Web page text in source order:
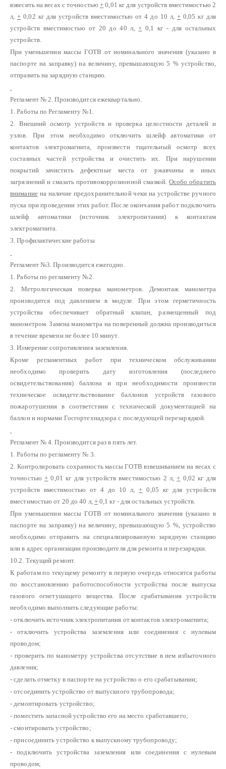
взвесить на весах с точностью+ 0,01 кг для устройств вместимостью 2
л,+ 0,02 кг для устройств вместимостью от 4 до 10 л,+ 0,05 кг для
устройств вместимостью от 20 до 40 л,+ 0,1 кг - для остальных
устройств.
При уменьшении массы ГОТВ от номинального значения (указано в
паспорте на заправку) на величину, превышающую 5 % устройство,
отправить на зарядную станцию.
Регламент № 2. Производится ежеквартально.
1. Работы по Регламенту №1.
2. Внешний осмотр устройств и проверка целостности деталей и
узлов. При этом необходимо отключить шлейф автоматики от
контактов электромагнита, произвести тщательный осмотр всех
составных частей устройства и очистить их. При нарушении
покрытий зачистить дефектные места от ржавчины и иных
загрязнений и смазать противокоррозионной смазкой.Особо обратить
вниманиена наличие предохранительной чеки на устройстве ручного
пуска при проведении этих работ. После окончания работ подключить
шлейф автоматики (источник электропитания) к контактам
электромагнита.
3. Профилактические работы
Регламент №3. Производится ежегодно.
1. Работы по регламенту №2.
2. Метрологическая поверка манометров. Демонтаж манометра
производится под давлением в модуле. При этом герметичность
устройства обеспечивает обратный клапан, размещенный под
манометром. Замена манометра на поверенный должна производиться
в течение времени не более 10 минут.
3. Измерение сопротивления заземления.
Кроме регламентных работ при техническом обслуживании
необходимо проверить дату изготовления (последнего
освидетельствования) баллона и при необходимости произвести
техническое освидетельствование баллонов устройств газового
пожаротушения в соответствии с технической документацией на
баллон и нормами Госгортехнадзора с последующей перезарядкой.
Регламент № 4. Производится раз в пять лет.
1. Работы по регламенту № 3.
2. Контролировать сохранность массы ГОТВ взвешиванием на весах с
точностью+ 0,01 кг для устройств вместимостью 2 л,+ 0,02 кг для
устройств вместимостью от 4 до 10 л,+ 0,05 кг для устройств
вместимостью от 20 до 40 л, +0,1 кг - для остальных устройств.
При уменьшении массы ГОТВ от номинального значения (указано в
паспорте на заправку) на величину, превышающую 5 %, устройство
необходимо отправить на специализированную зарядную станцию
или в адрес организации производителя для ремонта и перезарядки.
10.2. Текущий ремонт.
К работам по текущему ремонту в первую очередь относятся работы
по восстановлению работоспособности устройства после выпуска
газового огнетушащего вещества. После срабатывания устройств
необходимо выполнить следующие работы:
- отключить источник электропитания от контактов электромагнита;
- отключить устройства заземления или соединения с нулевым
проводом;
- проверить по манометру устройства отсутствие в нем избыточного
давления;
- сделать отметку в паспорте на устройство о его срабатывании;
- отсоединить устройство от выпускного трубопровода;
- демонтировать устройство;
- поместить запасной устройство его на место сработавшего;
- смонтировать устройство;
- присоединить устройство к выпускному трубопроводу;
- подключить устройства заземления или соединения с нулевым
проводом;